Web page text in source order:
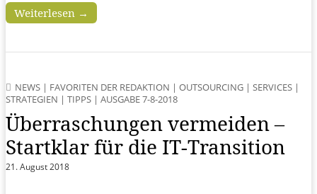
Weiterlesen →
NEWS | FAVORITEN DER REDAKTION | OUTSOURCING | SERVICES |
STRATEGIEN | TIPPS | AUSGABE 7-8-2018
Überraschungen vermeiden –
Startklar für die IT-Transition
21. August 2018